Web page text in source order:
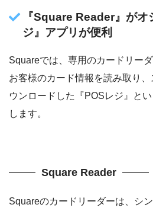
『Square Reader』がオ
ジ』アプリが便利
Squareでは、専用のカードリー
お客様のカード情報を読み取り
ウンロードした『POSレジ』と
します。
Square Reader
Squareのカードリーダーは、シ